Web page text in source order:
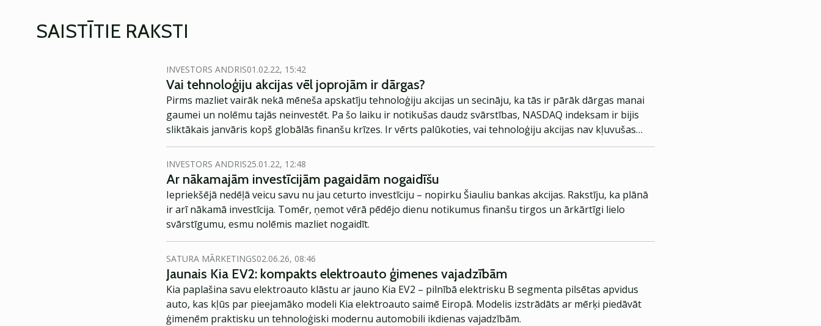
SAISTĪTIE RAKSTI
INVESTORS ANDRIS01.02.22, 15:42
Vai tehnoloģiju akcijas vēl joprojām ir dārgas?
Pirms mazliet vairāk nekā mēneša apskatīju tehnoloģiju akcijas un secināju, ka tās ir pārāk dārgas manai
gaumei un nolēmu tajās neinvestēt. Pa šo laiku ir notikušas daudz svārstības, NASDAQ indeksam ir bijis
sliktākais janvāris kopš globālās finanšu krīzes. Ir vērts palūkoties, vai tehnoloģiju akcijas nav kļuvušas
pievilcīgas.
INVESTORS ANDRIS25.01.22, 12:48
Ar nākamajām investīcijām pagaidām nogaidīšu
Iepriekšējā nedēļā veicu savu nu jau ceturto investīciju – nopirku Šiauliu bankas akcijas. Rakstīju, ka plānā
ir arī nākamā investīcija. Tomēr, ņemot vērā pēdējo dienu notikumus finanšu tirgos un ārkārtīgi lielo
svārstīgumu, esmu nolēmis mazliet nogaidīt.
SATURA MĀRKETINGS02.06.26, 08:46
Jaunais Kia EV2: kompakts elektroauto ģimenes vajadzībām
Kia paplašina savu elektroauto klāstu ar jauno Kia EV2 – pilnībā elektrisku B segmenta pilsētas apvidus
auto, kas kļūs par pieejamāko modeli Kia elektroauto saimē Eiropā. Modelis izstrādāts ar mērķi piedāvāt
ģimenēm praktisku un tehnoloģiski modernu automobili ikdienas vajadzībām.